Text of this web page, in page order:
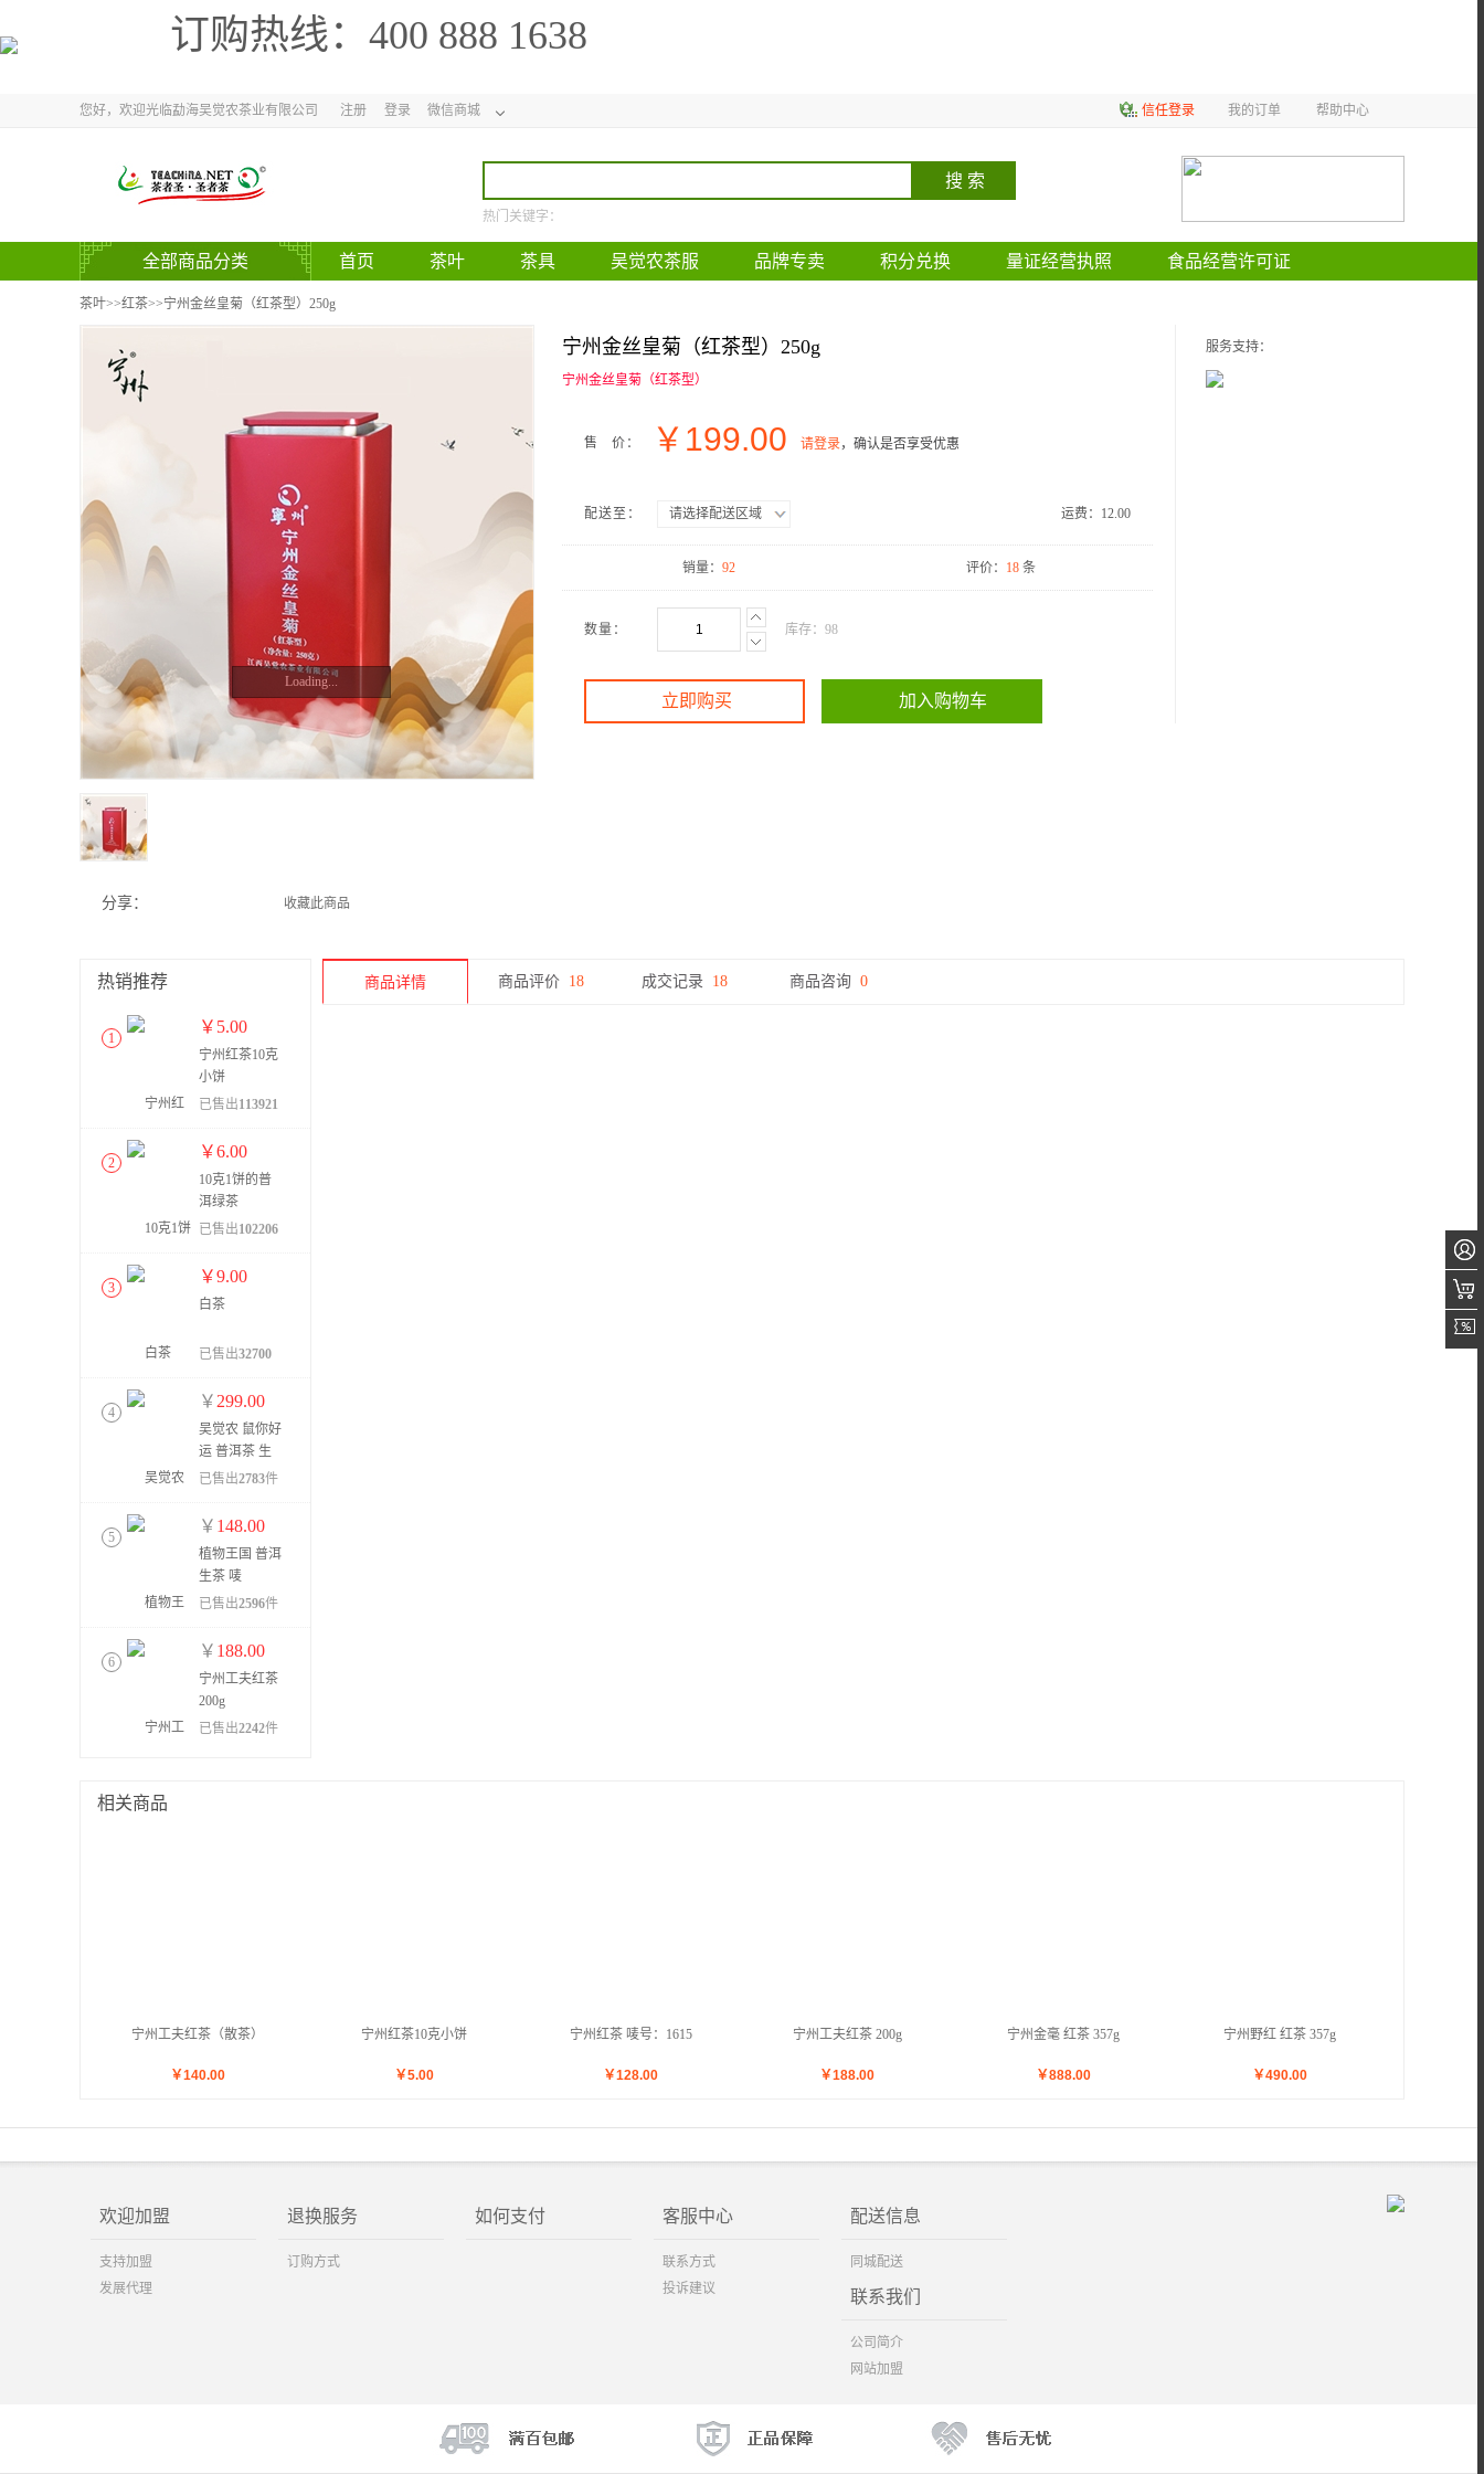
订购热线： 400 888 1638
您好，欢迎光临勐海吴觉农茶业有限公司 注册 登录 微信商城 信任登录 我的订单 帮助中心
热门关键字：
全部商品分类 首页 茶叶 茶具 吴觉农茶服 品牌专卖 积分兑换 量证经营执照 食品经营许可证
官方网站
茶叶>>红茶>>宁州金丝皇菊（红茶型）250g
Loading...
分享： 收藏此商品
宁州金丝皇菊（红茶型）250g
宁州金丝皇菊（红茶型）
售 价： ￥ 199.00 请登录，确认是否享受优惠
配送至： 请选择配送区域 运费： 12.00
销量： 92 评价： 18 条
数量： 库存： 98
立即购买 加入购物车
服务支持：
热销推荐
1
￥ 5.00
宁州红茶10克
小饼
已售出113921
2
￥6.00
10克1饼的普
洱绿茶
已售出102206
3
￥9.00
白茶
已售出32700
4
￥ 299.00
吴觉农 鼠你好
运 普洱茶 生
茶 357g
已售出2783件
5
￥ 148.00
植物王国 普洱
生茶 唛
号:12305
已售出2596件
6
￥ 188.00
宁州工夫红茶
200g
已售出2242件
商品详情 商品评价 18 成交记录 18 商品咨询 0
相关商品
宁州工夫红茶（散茶）
￥140.00
宁州红茶10克小饼
￥5.00
宁州红茶 唛号：1615
￥128.00
宁州工夫红茶 200g
￥188.00
宁州金毫 红茶 357g
￥888.00
宁州野红 红茶 357g
￥490.00
欢迎加盟
支持加盟
发展代理
退换服务
订购方式
如何支付 客服中心
联系方式
投诉建议
配送信息
同城配送
联系我们
公司简介
网站加盟